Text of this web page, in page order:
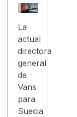
La
actual
directora
general
de
Vans
para
Suecia